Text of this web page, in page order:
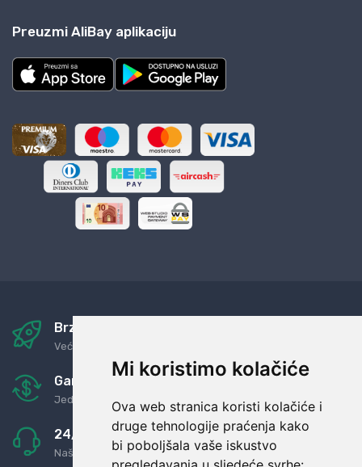
Mi koristimo kolačiće
Ova web stranica koristi kolačiće i
druge tehnologije praćenja kako
bi poboljšala vaše iskustvo
Preuzmi AliBay aplikaciju
Brza i sigurna dostava
Već za nekoliko dana kod vas
Garancija u povrat novaca
Jednostavno pravilo: Roba za novac
24/7 odlična podrška
Naši agenti uvijek na raspolaganju